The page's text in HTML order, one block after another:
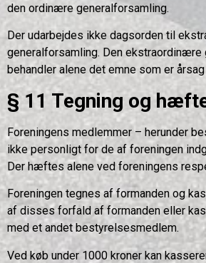
den ordinære generalforsamling.
Der udarbejdes ikke dagsorden til
generalforsamling. Den ekstraordinære
behandler alene det emne som er
§ 11 Tegning og
Foreningens medlemmer – herunder
ikke personligt for de af foreningen
Der hæftes alene ved foreningens
Foreningen tegnes af formanden og
af disses forfald af formanden eller
med et andet bestyrelsesmedlem.
Ved køb under 1000 kroner kan